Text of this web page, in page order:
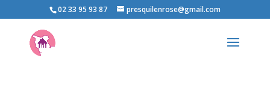
02 33 95 93 87 presquilenrose@gmail.com